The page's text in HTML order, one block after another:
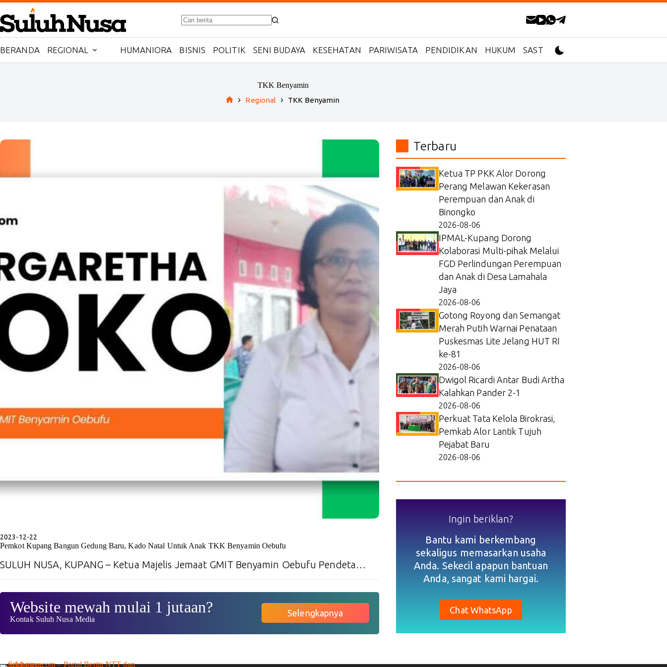
Skip
to
content
No
BERANDA REGIONAL HUMANIORA BISNIS POLITIK SENI BUDAYA KESEHATAN PARIWISATA PENDIDIKAN HUKUM SASTRA
TKK Benyamin
Regional TKK Benyamin
2023-12-22
Pemkot Kupang Bangun Gedung Baru, Kado Natal Untuk Anak TKK Benyamin Oebufu
SULUH NUSA, KUPANG – Ketua Majelis Jemaat GMIT Benyamin Oebufu Pendeta…
Website mewah mulai 1 jutaan?
Kontak Suluh Nusa Media
Selengkapnya
Terbaru
Ketua TP PKK Alor Dorong
Perang Melawan Kekerasan
Perempuan dan Anak di
Binongko
2026-08-06
IPMAL-Kupang Dorong
Kolaborasi Multi-pihak Melalui
FGD Perlindungan Perempuan
dan Anak di Desa Lamahala
Jaya
2026-08-06
Gotong Royong dan Semangat
Merah Putih Warnai Penataan
Puskesmas Lite Jelang HUT RI
ke-81
2026-08-06
Dwigol Ricardi Antar Budi Artha
Kalahkan Pander 2-1
2026-08-06
Perkuat Tata Kelola Birokrasi,
Pemkab Alor Lantik Tujuh
Pejabat Baru
2026-08-06
Ingin beriklan?
Bantu kami berkembang
sekaligus memasarkan usaha
Anda. Sekecil apapun bantuan
Anda, sangat kami hargai.
Chat WhatsApp